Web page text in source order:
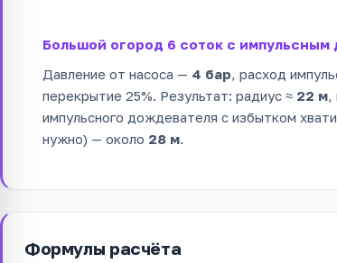
Большой огород 6 соток с импульсным
Давление от насоса — 4 бар, расход
перекрытие 25%. Результат: радиус ≈ 22 м,
импульсного дождевателя с избытком
нужно) — около 28 м.
Формулы расчёта